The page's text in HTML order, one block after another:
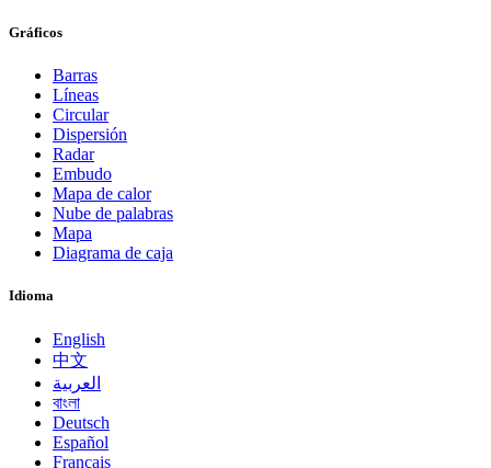
Gráficos
Barras
Líneas
Circular
Dispersión
Radar
Embudo
Mapa de calor
Nube de palabras
Mapa
Diagrama de caja
Idioma
English
中文
العربية
বাংলা
Deutsch
Español
Français